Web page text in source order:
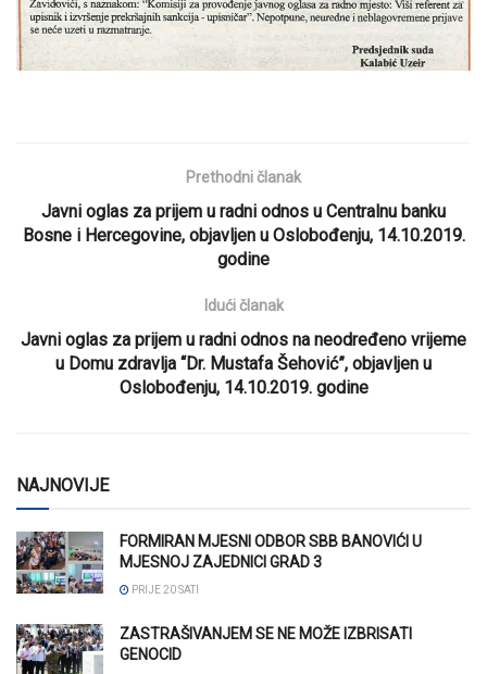
Prethodni članak
Javni oglas za prijem u radni odnos u Centralnu banku
Bosne i Hercegovine, objavljen u Oslobođenju, 14.10.2019.
godine
Idući članak
Javni oglas za prijem u radni odnos na neodređeno vrijeme
u Domu zdravlja “Dr. Mustafa Šehović”, objavljen u
Oslobođenju, 14.10.2019. godine
NAJNOVIJE
FORMIRAN MJESNI ODBOR SBB BANOVIĆI U
MJESNOJ ZAJEDNICI GRAD 3
PRIJE 20 SATI
ZASTRAŠIVANJEM SE NE MOŽE IZBRISATI
GENOCID